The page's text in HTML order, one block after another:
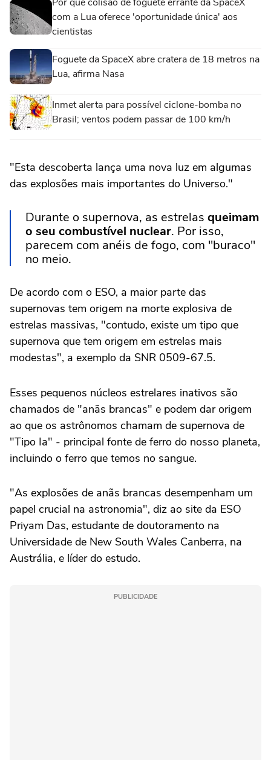
com a Lua oferece 'oportunidade única' aos
cientistas
Foguete da SpaceX abre cratera de 18 metros na
Lua, afirma Nasa
Inmet alerta para possível ciclone-bomba no
Brasil; ventos podem passar de 100 km/h
"Esta descoberta lança uma nova luz em algumas
das explosões mais importantes do Universo."
Durante o supernova, as estrelas queimam
o seu combustível nuclear. Por isso,
parecem com anéis de fogo, com "buraco"
no meio.
De acordo com o ESO, a maior parte das
supernovas tem origem na morte explosiva de
estrelas massivas, "contudo, existe um tipo que
supernova que tem origem em estrelas mais
modestas", a exemplo da SNR 0509-67.5.
Esses pequenos núcleos estrelares inativos são
chamados de "anãs brancas" e podem dar origem
ao que os astrônomos chamam de supernova de
"Tipo Ia" - principal fonte de ferro do nosso planeta,
incluindo o ferro que temos no sangue.
"As explosões de anãs brancas desempenham um
papel crucial na astronomia", diz ao site da ESO
Priyam Das, estudante de doutoramento na
Universidade de New South Wales Canberra, na
Austrália, e líder do estudo.
PUBLICIDADE